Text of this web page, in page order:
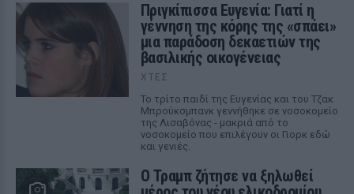
Πριγκίπισσα Ευγενία: Γιατί η
γέννηση της κόρης της «σπάει»
μια παράδοση δεκαετιών της
βασιλικής οικογένειας
ΧΤΕΣ
Το τρίτο παιδί της Ευγενίας και του Τζακ
Μπρούκσμπανκ γεννήθηκε σε νοσοκομείο
της Λισαβόνας - μακριά από το
νοσοκομείο που επιλέγουν οι Γιορκ εδώ
και γενιές.
Ο Τραμπ ζήτησε να ξηλωθεί